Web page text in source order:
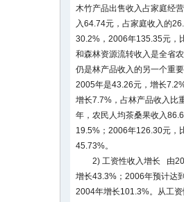
木竹产品出售收入占家庭经
入64.74元，占家庭收入的
30.2%，2006年135.35元，
和森林资源流转收入是全省
仍是林产品收入的另一个重
2005年是43.26元，增长
增长7.7%，占林产品收入比
年，农民人均茶桑果收入
19.5%；2006年126.30元，
45.73%。
2) 工资性收入增长 由
增长43.3%；2006年预计达
2004年增长101.3%。从工